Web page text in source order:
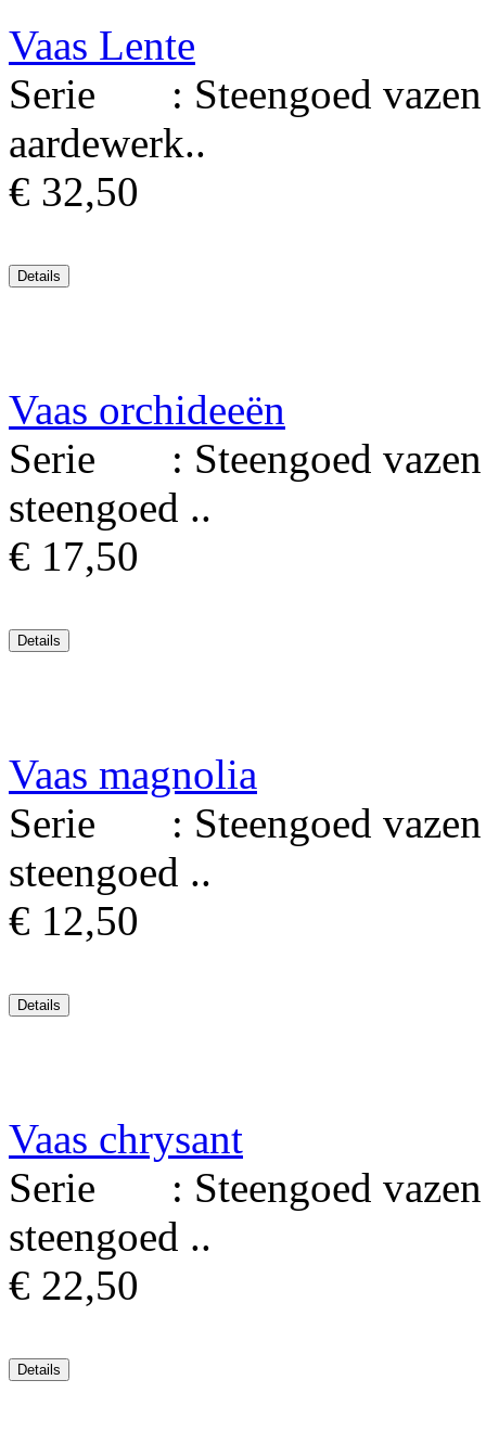
Vaas Lente
Serie : Steengoed vazen
aardewerk..
€ 32,50
Vaas orchideeën
Serie : Steengoed vazen
steengoed ..
€ 17,50
Vaas magnolia
Serie : Steengoed vazen
steengoed ..
€ 12,50
Vaas chrysant
Serie : Steengoed vazen
steengoed ..
€ 22,50